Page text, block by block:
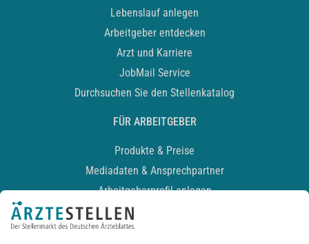
Lebenslauf anlegen
Arbeitgeber entdecken
Arzt und Karriere
JobMail Service
Durchsuchen Sie den Stellenkatalog
FÜR ARBEITGEBER
Produkte & Preise
Mediadaten & Ansprechpartner
Arbeitgeberprofil anlegen
Recruiting-Podcast